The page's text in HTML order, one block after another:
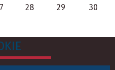
28 29
30